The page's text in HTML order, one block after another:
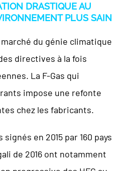
DRASTIQUE AU
PLUS SAIN
marché du génie climatique
directives à la fois
La F-Gas qui
impose une refonte
chez les fabricants.
en 2015 par 160 pays
de 2016 ont notamment